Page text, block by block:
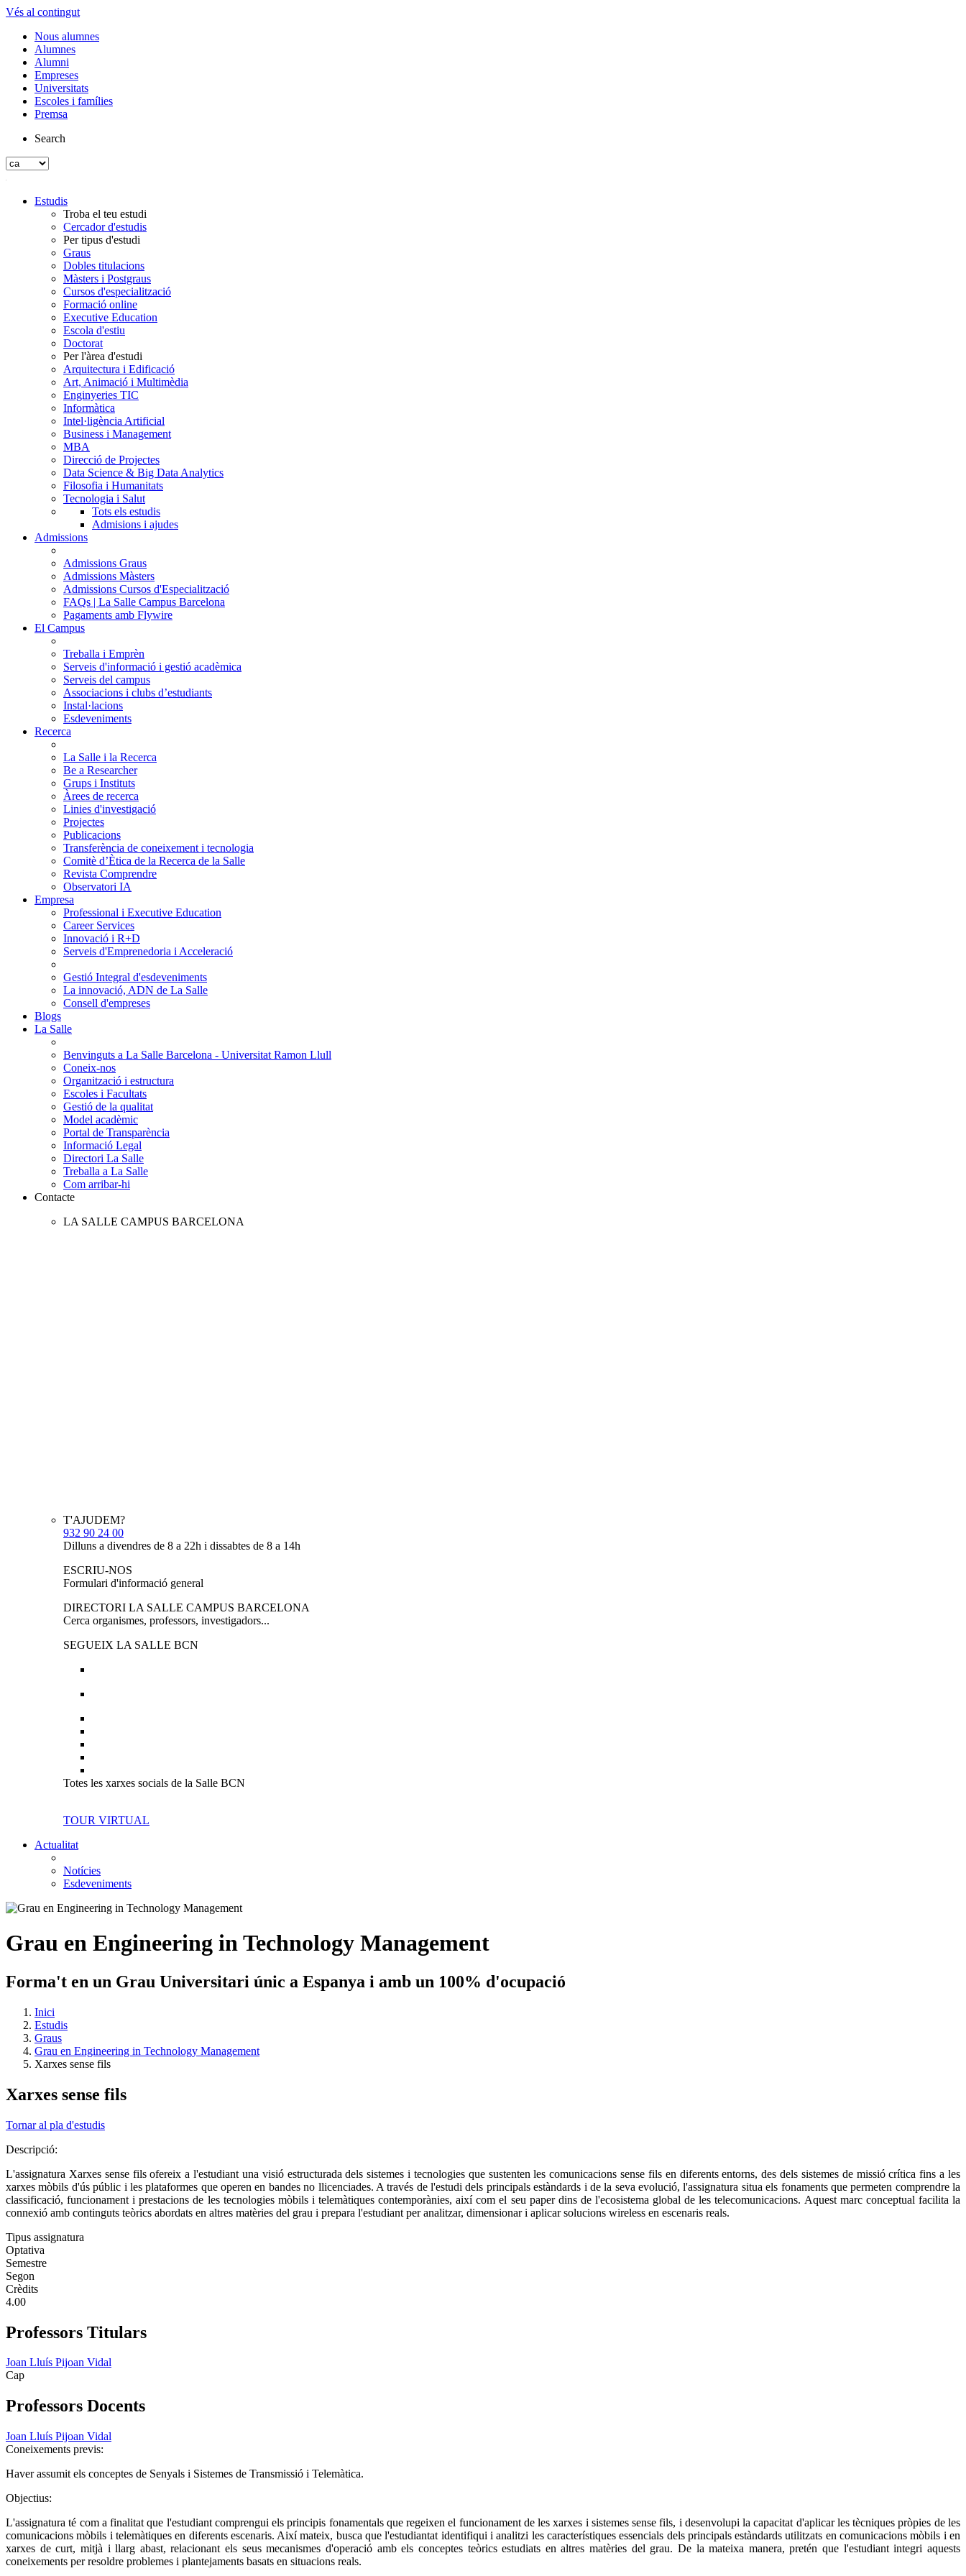
Vés al contingut
Nous alumnes
Alumnes
Alumni
Empreses
Universitats
Escoles i famílies
Premsa
Search
Estudis
Troba el teu estudi
Cercador d'estudis
Per tipus d'estudi
Graus
Dobles titulacions
Màsters i Postgraus
Cursos d'especialització
Formació online
Executive Education
Escola d'estiu
Doctorat
Per l'àrea d'estudi
Arquitectura i Edificació
Art, Animació i Multimèdia
Enginyeries TIC
Informàtica
Intel·ligència Artificial
Business i Management
MBA
Direcció de Projectes
Data Science & Big Data Analytics
Filosofia i Humanitats
Tecnologia i Salut
Tots els estudis
Admisions i ajudes
Admissions
Admissions Graus
Admissions Màsters
Admissions Cursos d'Especialització
FAQs | La Salle Campus Barcelona
Pagaments amb Flywire
El Campus
Treballa i Emprèn
Serveis d'informació i gestió acadèmica
Serveis del campus
Associacions i clubs d’estudiants
Instal·lacions
Esdeveniments
Recerca
La Salle i la Recerca
Be a Researcher
Grups i Instituts
Àrees de recerca
Linies d'investigació
Projectes
Publicacions
Transferència de coneixement i tecnologia
Comitè d’Ètica de la Recerca de la Salle
Revista Comprendre
Observatori IA
Empresa
Professional i Executive Education
Career Services
Innovació i R+D
Serveis d'Emprenedoria i Acceleració
Gestió Integral d'esdeveniments
La innovació, ADN de La Salle
Consell d'empreses
Blogs
La Salle
Benvinguts a La Salle Barcelona - Universitat Ramon Llull
Coneix-nos
Organització i estructura
Escoles i Facultats
Gestió de la qualitat
Model acadèmic
Portal de Transparència
Informació Legal
Directori La Salle
Treballa a La Salle
Com arribar-hi
Contacte
LA SALLE CAMPUS BARCELONA
T'AJUDEM?
932 90 24 00
Dilluns a divendres de 8 a 22h i dissabtes de 8 a 14h
ESCRIU-NOS
Formulari d'informació general
DIRECTORI LA SALLE CAMPUS BARCELONA
Cerca organismes, professors, investigadors...
SEGUEIX LA SALLE BCN
Totes les xarxes socials de la Salle BCN
TOUR VIRTUAL
Actualitat
Notícies
Esdeveniments
Grau en Engineering in Technology Management
Forma't en un Grau Universitari únic a Espanya i amb un 100% d'ocupació
Inici
Estudis
Graus
Grau en Engineering in Technology Management
Xarxes sense fils
Xarxes sense fils
Tornar al pla d'estudis
Descripció:
L'assignatura Xarxes sense fils ofereix a l'estudiant una visió estructurada dels sistemes i tecnologies que sustenten les comunicacions sense fils en diferents entorns, des dels sistemes de missió crítica fins a les
xarxes mòbils d'ús públic i les plataformes que operen en bandes no llicenciades. A través de l'estudi dels principals estàndards i de la seva evolució, l'assignatura situa els fonaments que permeten comprendre la
classificació, funcionament i prestacions de les tecnologies mòbils i telemàtiques contemporànies, així com el seu paper dins de l'ecosistema global de les telecomunicacions. Aquest marc conceptual facilita la
connexió amb continguts teòrics abordats en altres matèries del grau i prepara l'estudiant per analitzar, dimensionar i aplicar solucions wireless en escenaris reals.
Tipus assignatura
Optativa
Semestre
Segon
Crèdits
4.00
Professors Titulars
Joan Lluís Pijoan Vidal
Cap
Professors Docents
Joan Lluís Pijoan Vidal
Coneixements previs:
Haver assumit els conceptes de Senyals i Sistemes de Transmissió i Telemàtica.
Objectius:
L'assignatura té com a finalitat que l'estudiant comprengui els principis fonamentals que regeixen el funcionament de les xarxes i sistemes sense fils, i desenvolupi la capacitat d'aplicar les tècniques pròpies de les
comunicacions mòbils i telemàtiques en diferents escenaris. Així mateix, busca que l'estudiantat identifiqui i analitzi les característiques essencials dels principals estàndards utilitzats en comunicacions mòbils i en
xarxes de curt, mitjà i llarg abast, relacionant els seus mecanismes d'operació amb els conceptes teòrics estudiats en altres matèries del grau. De la mateixa manera, pretén que l'estudiant integri aquests
coneixements per resoldre problemes i plantejaments basats en situacions reals.